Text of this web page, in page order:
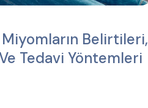
Belirtileri,
Tedavi Yöntemleri